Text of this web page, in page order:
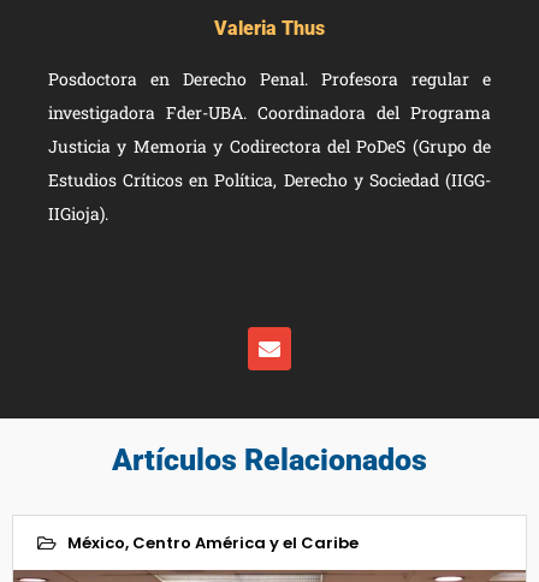
Valeria Thus
Posdoctora en Derecho Penal. Profesora regular e
investigadora Fder-UBA. Coordinadora del Programa
Justicia y Memoria y Codirectora del PoDeS (Grupo de
Estudios Críticos en Política, Derecho y Sociedad (IIGG-
IIGioja).
Artículos Relacionados
México, Centro América y el Caribe